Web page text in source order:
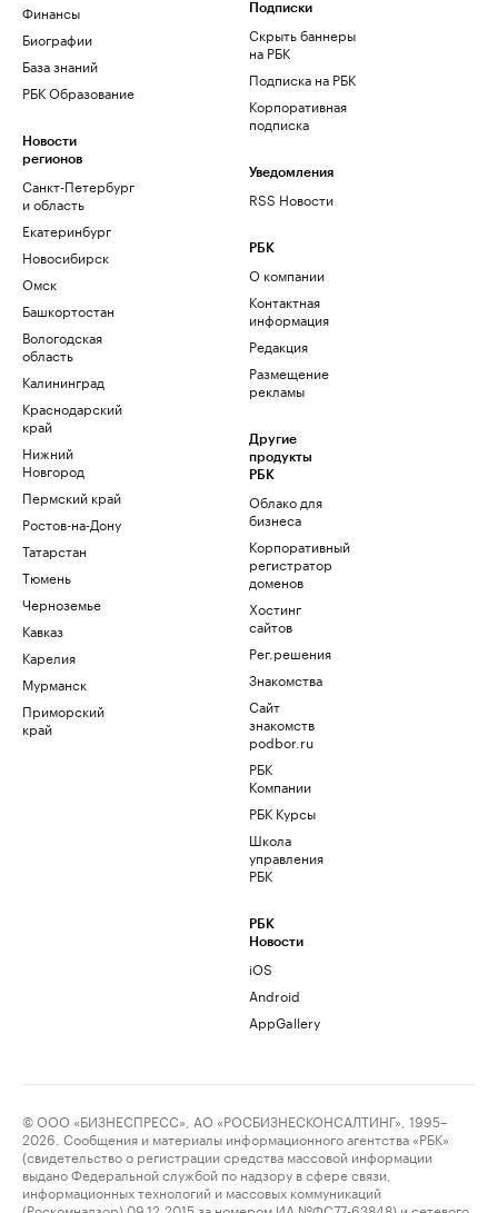
Финансы
Биографии
База знаний
РБК Образование
Новости
регионов
Санкт-Петербург
и область
Екатеринбург
Новосибирск
Омск
Башкортостан
Вологодская
область
Калининград
Краснодарский
край
Нижний
Новгород
Пермский край
Ростов-на-Дону
Татарстан
Тюмень
Черноземье
Кавказ
Карелия
Мурманск
Приморский
край
Подписки
Скрыть баннеры
на РБК
Подписка на РБК
Корпоративная
подписка
Уведомления
RSS Новости
РБК
О компании
Контактная
информация
Редакция
Размещение
рекламы
Другие
продукты
РБК
Облако для
бизнеса
Корпоративный
регистратор
доменов
Хостинг
сайтов
Рег.решения
Знакомства
Сайт
знакомств
podbor.ru
РБК
Компании
РБК Курсы
Школа
управления
РБК
РБК
Новости
iOS
Android
AppGallery
© ООО «БИЗНЕСПРЕСС», АО «РОСБИЗНЕСКОНСАЛТИНГ», 1995–
2026. Сообщения и материалы информационного агентства «РБК»
(свидетельство о регистрации средства массовой информации
выдано Федеральной службой по надзору в сфере связи,
информационных технологий и массовых коммуникаций